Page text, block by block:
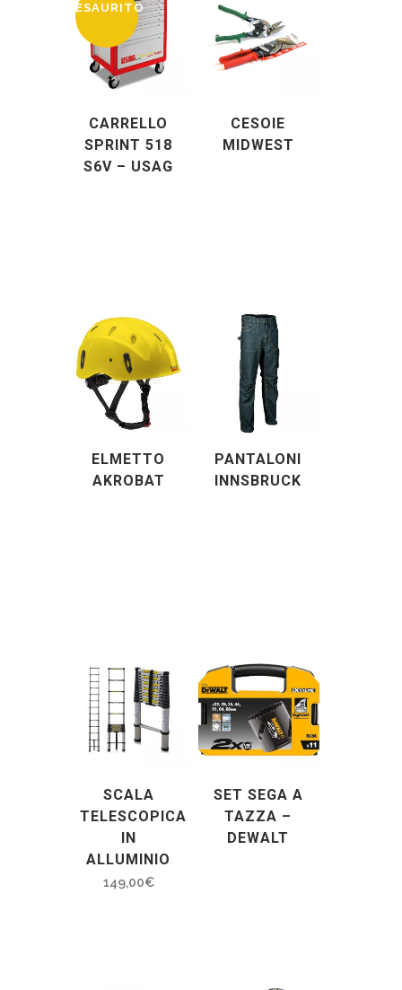
ESAURITO
CARRELLO
SPRINT 518
S6V – USAG
CESOIE
MIDWEST
ELMETTO
AKROBAT
PANTALONI
INNSBRUCK
SCALA
TELESCOPICA
IN
ALLUMINIO
149,00€
SET SEGA A
TAZZA –
DEWALT